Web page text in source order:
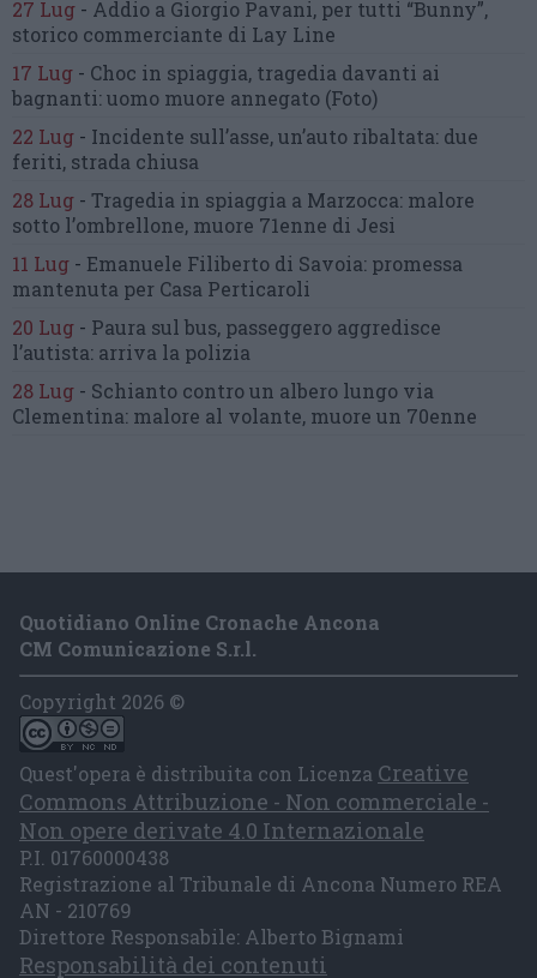
27 Lug - Addio a Giorgio Pavani, per tutti “Bunny”,
storico commerciante di Lay Line
17 Lug - Choc in spiaggia, tragedia davanti ai
bagnanti:uomo muore annegato (Foto)
22 Lug - Incidente sull’asse, un’auto ribaltata: due
feriti, strada chiusa
28 Lug - Tragedia in spiaggia a Marzocca: malore
sotto l’ombrellone, muore 71enne di Jesi
11 Lug - Emanuele Filiberto di Savoia: promessa
mantenuta per Casa Perticaroli
20 Lug - Paura sul bus, passeggero aggredisce
l’autista: arriva la polizia
28 Lug - Schianto contro un albero lungo via
Clementina: malore al volante, muore un 70enne
Quotidiano Online Cronache Ancona
CM Comunicazione S.r.l.
Copyright 2026 ©
Quest'opera è distribuita con Licenza Creative
Commons Attribuzione - Non commerciale -
Non opere derivate 4.0 Internazionale
P.I. 01760000438
Registrazione al Tribunale di Ancona Numero REA
AN - 210769
Direttore Responsabile: Alberto Bignami
Responsabilità dei contenuti